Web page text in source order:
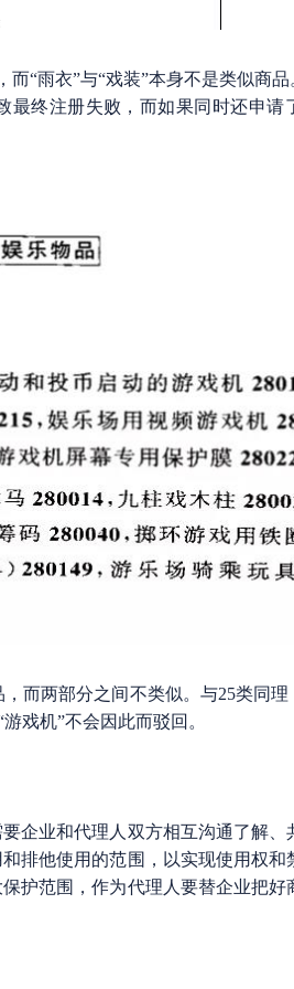
“雨衣”与“戏装”本身不是类似商品
终注册失败，而如果同时还申请
两部分之间不类似。与25类同理
戏机”不会因此而驳回。
业和代理人双方相互沟通了解、
排他使用的范围，以实现使用权和
护范围，作为代理人要替企业把好